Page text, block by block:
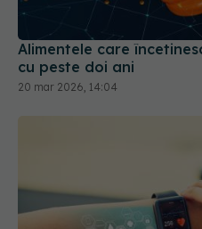
Alimentele care
cu peste doi ani
20 mar 2026, 14:04